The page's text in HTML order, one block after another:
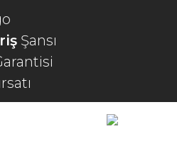
Şansı